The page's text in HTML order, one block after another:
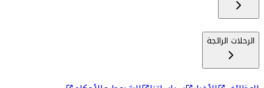
الرحلات الرائجة